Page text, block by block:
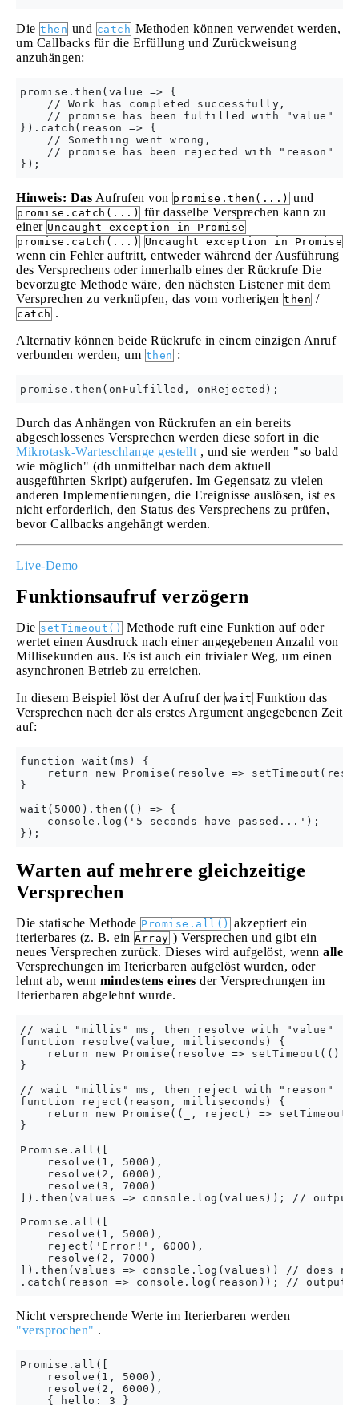
Die then und catch Methoden können verwendet werden,
um Callbacks für die Erfüllung und Zurückweisung
anzuhängen:
promise.then(value => {
    // Work has completed successfully,
    // promise has been fulfilled with "value"
}).catch(reason => {
    // Something went wrong,
    // promise has been rejected with "reason"
Hinweis: Das Aufrufen von promise.then(...) und
promise.catch(...) für dasselbe Versprechen kann zu
einer Uncaught exception in Promise
promise.catch(...)
Uncaught exception in Promise
wenn ein Fehler auftritt, entweder während der Ausführung
des Versprechens oder innerhalb eines der Rückrufe Die
bevorzugte Methode wäre, den nächsten Listener mit dem
Versprechen zu verknüpfen, das vom vorherigen then /
catch .
Alternativ können beide Rückrufe in einem einzigen Anruf
verbunden werden, um then :
Durch das Anhängen von Rückrufen an ein bereits
abgeschlossenes Versprechen werden diese sofort in die
Mikrotask-Warteschlange gestellt , und sie werden "so bald
wie möglich" (dh unmittelbar nach dem aktuell
ausgeführten Skript) aufgerufen. Im Gegensatz zu vielen
anderen Implementierungen, die Ereignisse auslösen, ist es
nicht erforderlich, den Status des Versprechens zu prüfen,
bevor Callbacks angehängt werden.
Live-Demo
Funktionsaufruf verzögern
Die setTimeout() Methode ruft eine Funktion auf oder
wertet einen Ausdruck nach einer angegebenen Anzahl von
Millisekunden aus. Es ist auch ein trivialer Weg, um einen
asynchronen Betrieb zu erreichen.
In diesem Beispiel löst der Aufruf der wait Funktion das
Versprechen nach der als erstes Argument angegebenen Zeit
auf:
function wait(ms) {
return new Promise(resolve =>
}
wait(5000).then(() => {
    console.log('5 seconds have passed...');
Warten auf mehrere gleichzeitige
Versprechen
Die statische Methode Promise.all() akzeptiert ein
iterierbares (z. B. ein Array ) Versprechen und gibt ein
neues Versprechen zurück. Dieses wird aufgelöst, wenn alle
Versprechungen im Iterierbaren aufgelöst wurden, oder
lehnt ab, wenn mindestens eines der Versprechungen im
Iterierbaren abgelehnt wurde.
// wait "millis" ms, then resolve with "value"
function resolve(value, milliseconds) {
return new Promise(resolve => setTimeout(()
}
// wait "millis" ms, then reject with "reason"
function reject(reason, milliseconds) {
return new Promise((_, reject) =>
}
Promise.all([
    resolve(1, 5000),
    resolve(2, 6000),
    resolve(3, 7000)
]).then(values => console.log(values)); //
Promise.all([
    resolve(1, 5000),
    reject('Error!', 6000),
    resolve(2, 7000)
]).then(values => console.log(values)) // does
Nicht versprechende Werte im Iterierbaren werden
"versprochen" .
Promise.all([
    resolve(1, 5000),
    resolve(2, 6000),
    { hello: 3 }